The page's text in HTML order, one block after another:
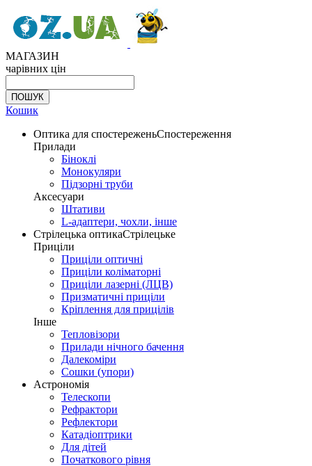
МАГАЗИН
чарівних цін
Кошик
Оптика для спостереженьСпостереження
Прилади
Біноклі
Монокуляри
Підзорні труби
Аксесуари
Штативи
L-адаптери, чохли, інше
Стрілецька оптикаСтрілецьке
Приціли
Приціли оптичні
Приціли коліматорні
Приціли лазерні (ЛЦВ)
Призматичні приціли
Кріплення для прицілів
Інше
Тепловізори
Прилади нічного бачення
Далекоміри
Сошки (упори)
Астрономія
Телескопи
Рефрактори
Рефлектори
Катадіоптрики
Для дітей
Початкового рівня